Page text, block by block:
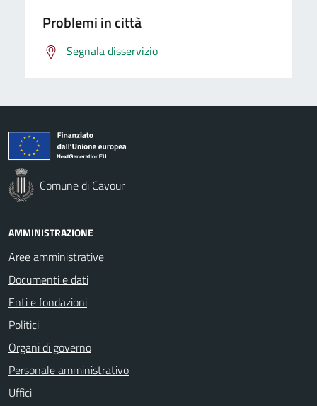
Problemi in città
Segnala disservizio
Comune di Cavour
AMMINISTRAZIONE
Aree amministrative
Documenti e dati
Enti e fondazioni
Politici
Organi di governo
Personale amministrativo
Uffici